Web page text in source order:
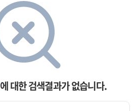
에 대한 검색결과가 없습니다.